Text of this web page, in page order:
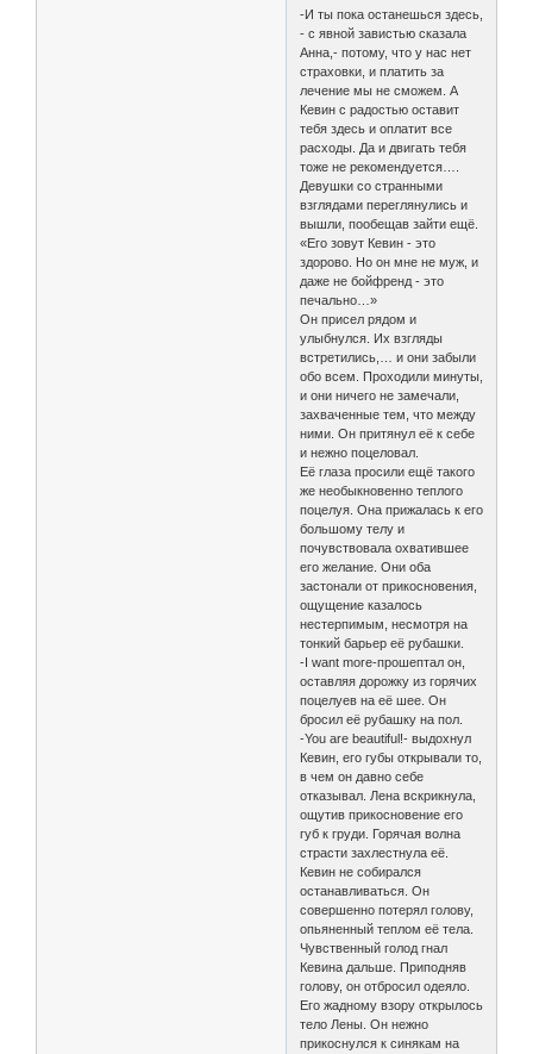
-И ты пока останешься здесь,
- с явной завистью сказала
Анна,- потому, что у нас нет
страховки, и платить за
лечение мы не сможем. А
Кевин с радостью оставит
тебя здесь и оплатит все
расходы. Да и двигать тебя
тоже не рекомендуется….
Девушки со странными
взглядами переглянулись и
вышли, пообещав зайти ещё.
«Его зовут Кевин - это
здорово. Но он мне не муж, и
даже не бойфренд - это
печально…»
Он присел рядом и
улыбнулся. Их взгляды
встретились,… и они забыли
обо всем. Проходили минуты,
и они ничего не замечали,
захваченные тем, что между
ними. Он притянул её к себе
и нежно поцеловал.
Её глаза просили ещё такого
же необыкновенно теплого
поцелуя. Она прижалась к его
большому телу и
почувствовала охватившее
его желание. Они оба
застонали от прикосновения,
ощущение казалось
нестерпимым, несмотря на
тонкий барьер её рубашки.
-I want more-прошептал он,
оставляя дорожку из горячих
поцелуев на её шее. Он
бросил её рубашку на пол.
-You are beautiful!- выдохнул
Кевин, его губы открывали то,
в чем он давно себе
отказывал. Лена вскрикнула,
ощутив прикосновение его
губ к груди. Горячая волна
страсти захлестнула её.
Кевин не собирался
останавливаться. Он
совершенно потерял голову,
опьяненный теплом её тела.
Чувственный голод гнал
Кевина дальше. Приподняв
голову, он отбросил одеяло.
Его жадному взору открылось
тело Лены. Он нежно
прикоснулся к синякам на